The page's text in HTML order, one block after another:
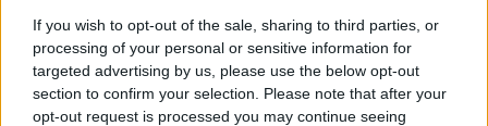
If you wish to opt-out of the sale, sharing to third parties, or
processing of your personal or sensitive information for
targeted advertising by us, please use the below opt-out
section to confirm your selection. Please note that after your
opt-out request is processed you may continue seeing